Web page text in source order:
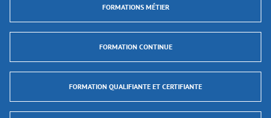
FORMATIONS MÉTIER
FORMATION CONTINUE
FORMATION QUALIFIANTE ET CERTIFIANTE